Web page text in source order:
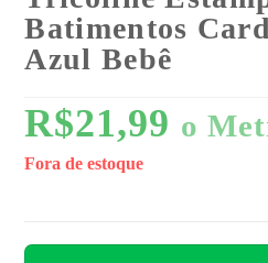
Batimentos
Azul Bebê
R$21,99 o
Fora de estoque